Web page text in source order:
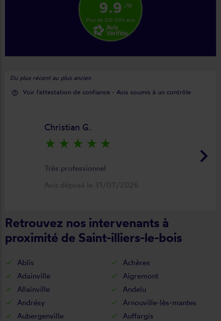
9.9 /10
Plus de 210 000 avis
Du plus récent au plus ancien
help_outline Voir l'attestation de confiance - Avis soumis à un contrôle
keyboard_arrow_right
Christian G.
star_rate star_rate star_rate star_rate star_rate
Très professionnel
Avis déposé le 31/07/2026
Retrouvez nos intervenants à
proximité de Saint-illiers-le-bois
Ablis
Achères
Adainville
Aigremont
Allainville
Andelu
Andrésy
Arnouville-lès-mantes
Aubergenville
Auffargis